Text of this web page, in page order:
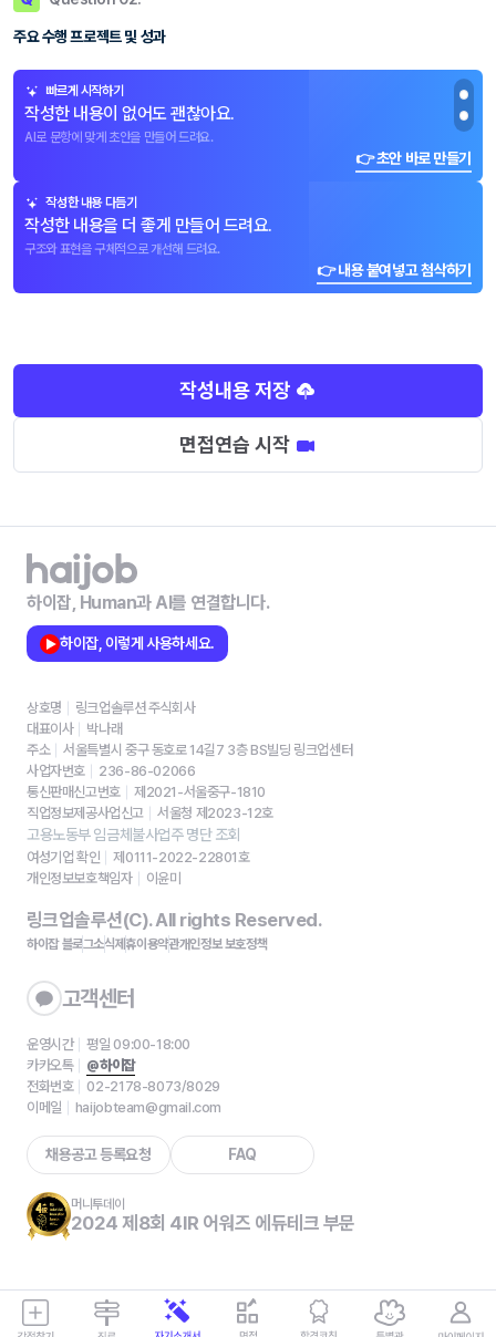
주요 수행 프로젝트 및 성과
빠르게 시작하기
작성한 내용이 없어도 괜찮아요.
AI로 문항에 맞게 초안을 만들어 드려요.
👉 초안 바로 만들기
작성한 내용 다듬기
작성한 내용을 더 좋게 만들어 드려요.
구조와 표현을 구체적으로 개선해 드려요.
👉 내용 붙여넣고 첨삭하기
작성내용 저장
면접연습 시작
하이잡, Human과 AI를 연결합니다.
하이잡, 이렇게 사용하세요.
상호명
링크업솔루션 주식회사
대표이사
박나래
주소
서울특별시 중구 동호로 14길7 3층 BS빌딩 링크업센터
사업자번호
236-86-02066
통신판매신고번호
제2021-서울중구-1810
직업정보제공사업신고
서울청 제2023-12호
고용노동부 임금체불사업주 명단 조회
여성기업 확인
제0111-2022-22801호
개인정보보호책임자
이윤미
링크업솔루션(C). All rights Reserved.
하이잡 블로그소식제휴이용약관개인정보 보호정책
고객센터
운영시간
평일 09:00-18:00
카카오톡
@하이잡
전화번호
02-2178-8073/8029
이메일
haijobteam@gmail.com
채용공고 등록요청 FAQ
머니투데이
2024 제8회 4IR 어워즈 에듀테크 부문